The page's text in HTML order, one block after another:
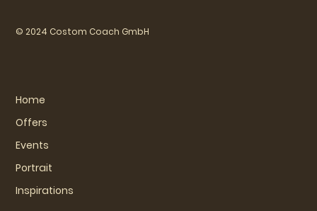
Home
Offers
Events
Portrait
Inspirations
© 2024 Costom Coach GmbH